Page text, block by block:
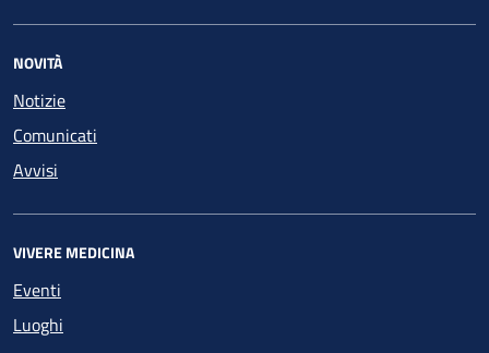
NOVITÀ
Notizie
Comunicati
Avvisi
VIVERE MEDICINA
Eventi
Luoghi